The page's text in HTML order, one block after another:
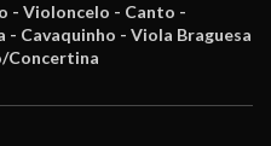
- Violoncelo - Canto -
Cavaquinho - Viola Braguesa
Concertina